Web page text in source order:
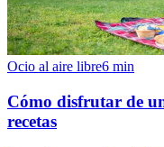
Ocio al aire libre6 min
Cómo disfrutar de
recetas